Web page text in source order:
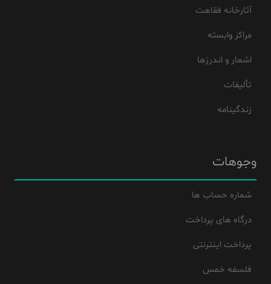
آثارخانه فقاهت
مراکز وابسته
اشعار و اندرزها
تألیفات
زندگینامه
وجوهات
شماره حساب ها
درگاه های پرداخت
پرداخت اینترنتی
فلسفه خمس